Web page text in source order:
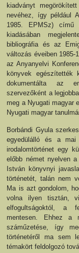
kiadványt
nevéhez, így például
1985. EPMSz) című
kiadásában
bibliográfia és az
változás éveiben 1985-
az Anyanyelvi
könyvek egészítették
dokumentálta az
szervezőként a
meg a Nyugati magyar
Nyugati magyar
Borbándi Gyula
egyedülálló és a
irodalomtörténet egy
előbb német nyelven
István könyvnyi
történetét, talán nem
Ma is azt gondolom,
volna ilyen tisztán,
elfogultságoktól, a
mentesen. Ehhez a
száműzetése, így
történetéről ma sem
témakört feldolgozó